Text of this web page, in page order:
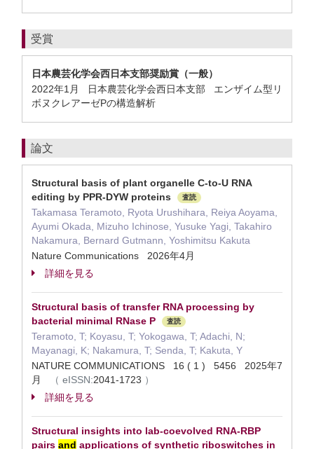
受賞
日本農芸化学会西日本支部奨励賞（一般）
2022年1月 日本農芸化学会西日本支部 エンザイム型リ
ボヌクレアーゼPの構造解析
論文
Structural basis of plant organelle C-to-U RNA
editing by PPR-DYW proteins
査読
Takamasa Teramoto, Ryota Urushihara, Reiya Aoyama,
Ayumi Okada, Mizuho Ichinose, Yusuke Yagi, Takahiro
Nakamura, Bernard Gutmann, Yoshimitsu Kakuta
Nature Communications 2026年4月
詳細を見る
Structural basis of transfer RNA processing by
bacterial minimal RNase P
査読
Teramoto, T; Koyasu, T; Yokogawa, T; Adachi, N;
Mayanagi, K; Nakamura, T; Senda, T; Kakuta, Y
NATURE COMMUNICATIONS 16 ( 1 ) 5456 2025年7
月
（ eISSN:2041-1723 ）
詳細を見る
Structural insights into lab-coevolved RNA-RBP
pairs and applications of synthetic riboswitches in